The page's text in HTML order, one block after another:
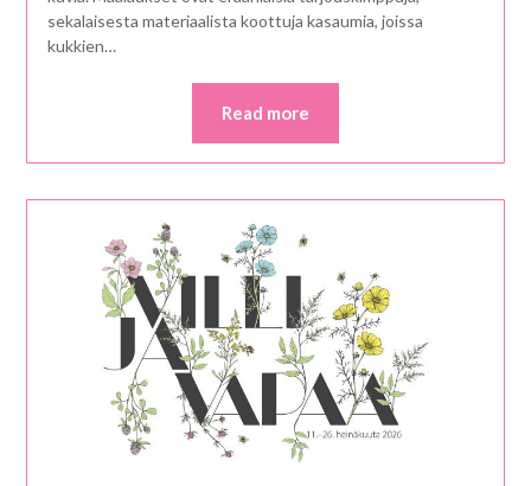
sekalaisesta materiaalista koottuja kasaumia, joissa
kukkien…
Read more